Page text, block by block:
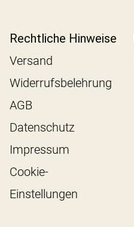
Rechtliche Hinweise
Versand
Widerrufsbelehrung
AGB
Datenschutz
Impressum
Cookie-
Einstellungen